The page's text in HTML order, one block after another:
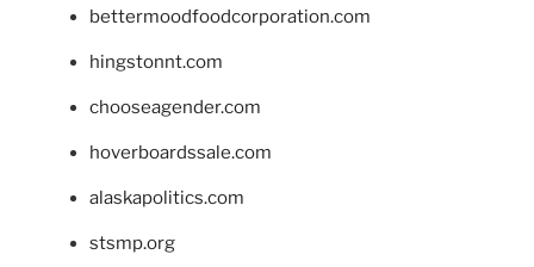
bettermoodfoodcorporation.com
hingstonnt.com
chooseagender.com
hoverboardssale.com
alaskapolitics.com
stsmp.org